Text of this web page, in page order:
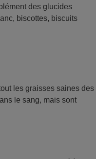
des glucides
biscottes, biscuits
les graisses saines des
le sang, mais sont